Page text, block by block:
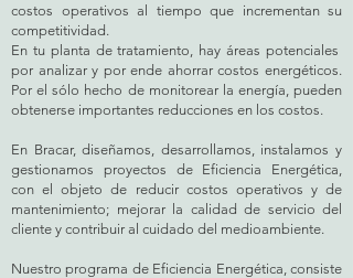
costos operativos al tiempo que incrementan su
competitividad.
En tu planta de tratamiento, hay áreas potenciales
por analizar y por ende ahorrar costos energéticos.
Por el sólo hecho de monitorear la energía, pueden
obtenerse importantes reducciones en los costos.
En Bracar, diseñamos, desarrollamos, instalamos y
gestionamos proyectos de Eficiencia Energética,
con el objeto de reducir costos operativos y de
mantenimiento; mejorar la calidad de servicio del
cliente y contribuir al cuidado del medioambiente.
Nuestro programa de Eficiencia Energética, consiste